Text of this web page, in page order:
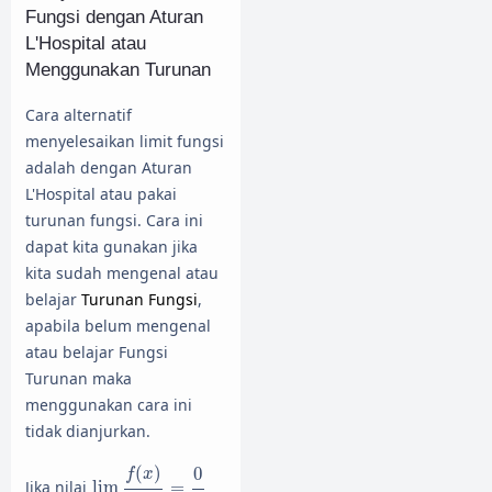
Fungsi dengan Aturan
L'Hospital atau
Menggunakan Turunan
Cara alternatif
menyelesaikan limit fungsi
adalah dengan Aturan
L'Hospital atau pakai
turunan fungsi. Cara ini
dapat kita gunakan jika
kita sudah mengenal atau
belajar Turunan Fungsi,
apabila belum mengenal
atau belajar Fungsi
Turunan maka
menggunakan cara ini
tidak dianjurkan.
Jika nilai
f(x)
0
→af (x